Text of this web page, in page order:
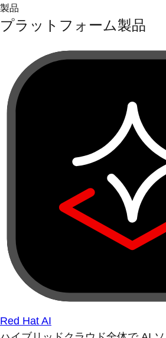
製品
プラットフォーム製品
Red Hat AI